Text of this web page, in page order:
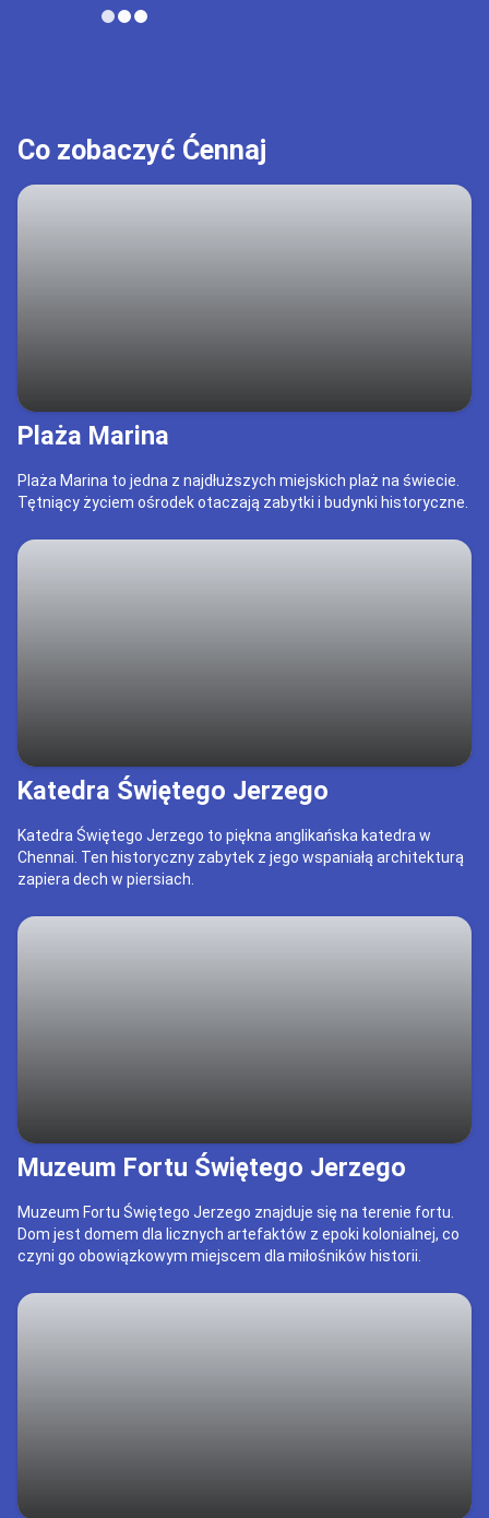
Co zobaczyć Ćennaj
Plaża Marina
Plaża Marina to jedna z najdłuższych miejskich plaż na świecie.
Tętniący życiem ośrodek otaczają zabytki i budynki historyczne.
Katedra Świętego Jerzego
Katedra Świętego Jerzego to piękna anglikańska katedra w
Chennai. Ten historyczny zabytek z jego wspaniałą architekturą
zapiera dech w piersiach.
Muzeum Fortu Świętego Jerzego
Muzeum Fortu Świętego Jerzego znajduje się na terenie fortu.
Dom jest domem dla licznych artefaktów z epoki kolonialnej, co
czyni go obowiązkowym miejscem dla miłośników historii.